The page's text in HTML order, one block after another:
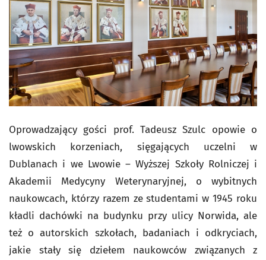
Oprowadzający gości prof. Tadeusz Szulc opowie o
lwowskich korzeniach, sięgających uczelni w
Dublanach i we Lwowie – Wyższej Szkoły Rolniczej i
Akademii Medycyny Weterynaryjnej, o wybitnych
naukowcach, którzy razem ze studentami w 1945 roku
kładli dachówki na budynku przy ulicy Norwida, ale
też o autorskich szkołach, badaniach i odkryciach,
jakie stały się dziełem naukowców związanych z